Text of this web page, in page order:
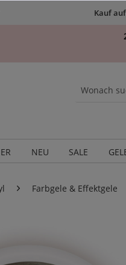
Kauf
NEU SALE
Farbgele & Effektgele